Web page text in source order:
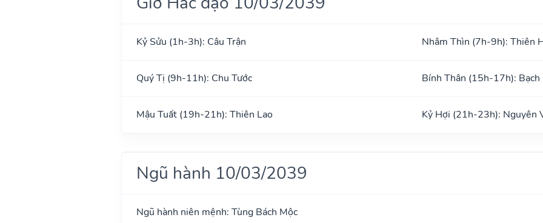
Kỷ Sửu (1h-3h): Câu Trận Nhâm Thìn (7h-9h): Thiên
Quý Tị (9h-11h): Chu Tước Bính Thân (15h-17h): Bạch
Mậu Tuất (19h-21h): Thiên Lao Kỷ Hợi (21h-23h): Nguyên
Ngũ hành 10/03/2039
Ngũ hành niên mệnh: Tùng Bách Mộc